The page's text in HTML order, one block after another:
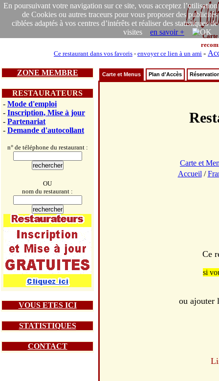
En poursuivant votre navigation sur ce site, vous acceptez l’utilisation
de Cookies ou autres traceurs pour vous proposer des publicités
ciblées adaptés à vos centres d’intérêts et réaliser des statistiques de
visites en savoir +
Carte
Ce restaurant dans vos favoris - envoyer ce lien à un ami -
ZONE MEMBRE
RESTAURATEURS
- Mode d'emploi
- Inscription, Mise à jour
- Partenariat
- Demande d'autocollant
n° de téléphone du restaurant :
OU
nom du restaurant :
VOUS ETES ICI
STATISTIQUES
CONTACT
Carte et Menus Plan d'Accès
Carte et
Accueil /
Ce
si
ou ajouter